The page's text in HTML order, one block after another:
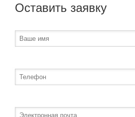
Оставить заявку